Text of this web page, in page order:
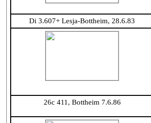
Di 3.607+ Lesja-Bottheim, 28.6.83
26c 411, Bottheim 7.6.86